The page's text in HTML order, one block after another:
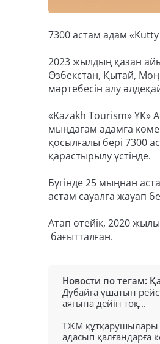
7300 астам адам
2023 жылдың қазан
Өзбекстан, Қытай,
мәртебесін алу
«Kazakh Tourism»ҰК»
мыңдағам адамға
қосылғалы бері 7300
қарастырылу үстінде.
Бүгінде 25 мыңнан
астам сауалға жауап
Атап өтейік, 2020
бағытталған.
Новости по тегам:
Дубайға ұшатын
аяғына дейін тоқ...
ТЖМ құтқарушылары
адасып қалғандарға